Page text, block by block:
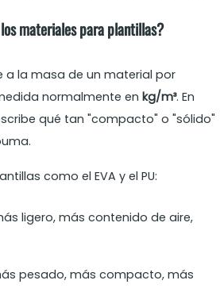
materiales para plantillas?
a la masa de un material por
normalmente enkg/m³. En
qué tan "compacto" o "sólido"
como el EVA y el PU:
ligero, más contenido de aire,
pesado, más compacto, más